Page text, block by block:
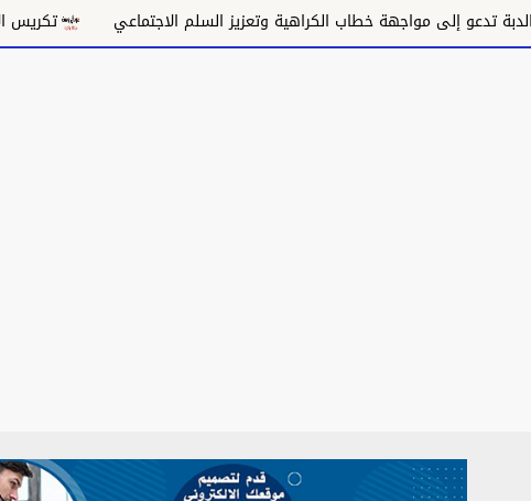
إلى مواجهة خطاب الكراهية وتعزيز السلم الاجتماعي تكريس